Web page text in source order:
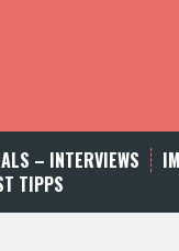
– INTERVIEWS
TIPPS